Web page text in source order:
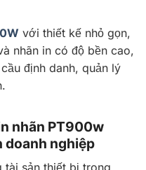
với thiết kế nhỏ gọn,
nhãn in có độ bền cao,
định danh, quản lý
nhãn PT900w
doanh nghiệp
tài sản thiết bị trong